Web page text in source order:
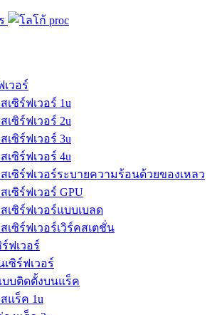
เวอร์
เซิร์ฟเวอร์ 1u
เซิร์ฟเวอร์ 2u
เซิร์ฟเวอร์ 3u
เซิร์ฟเวอร์ 4u
สเซิร์ฟเวอร์ระบายความร้อนด้วยของเหลว
สเซิร์ฟเวอร์ GPU
สเซิร์ฟเวอร์แบบเบลด
สเซิร์ฟเวอร์เวิร์คสเตชั่น
ฟเวอร์
เซิร์ฟเวอร์
บบติดตั้งบนแร็ค
สแร็ค 1u